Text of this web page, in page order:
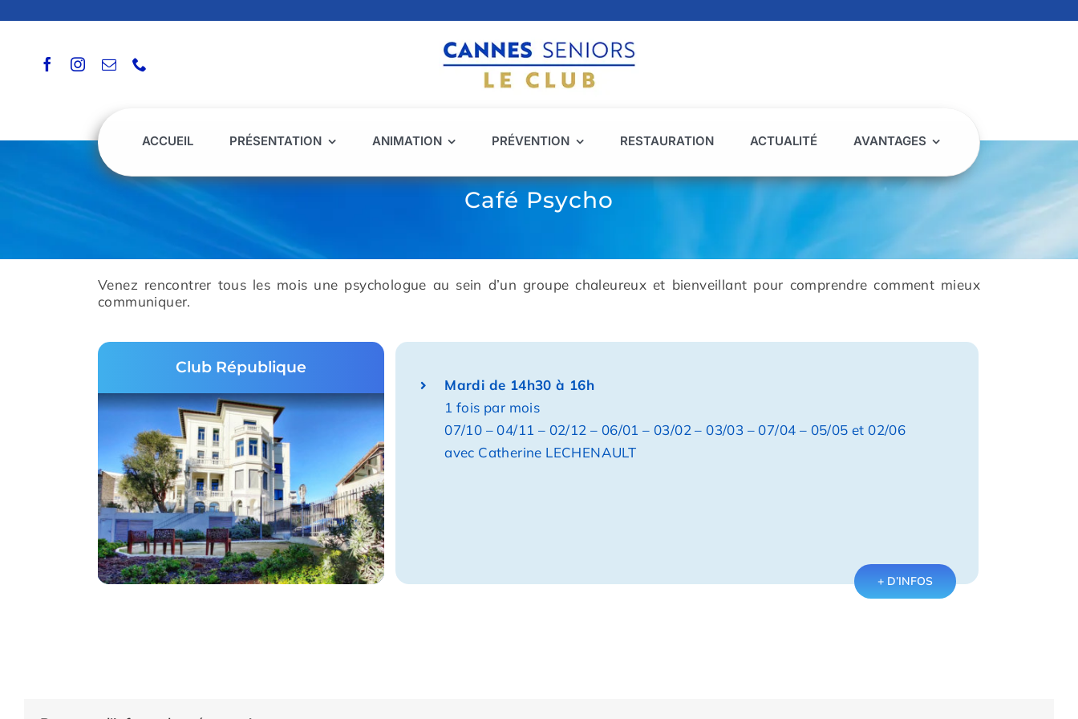
au
ACCUEIL PRÉSENTATION ANIMATION PRÉVENTION RESTAURATION ACTUALITÉ AVANTAGES
Café Psycho
Venez rencontrer tous les mois une psychologue au sein d’un groupe chaleureux et bienveillant pour comprendre comment mieux
communiquer.
Club République
Mardi de 14h30 à 16h
1 fois par mois
07/10 – 04/11 – 02/12 – 06/01 – 03/02 – 03/03 – 07/04 – 05/05 et 02/06
avec Catherine LECHENAULT
+ D’INFOS